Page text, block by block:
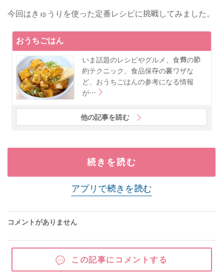
今回はきゅうりを使った定番レシピに挑戦してみました。
おうちごはん
いま話題のレシピやグルメ、食費の節
約テクニック、食品保存の裏ワザな
ど、おうちごはんの参考になる情報
が…
他の記事を読む
続きを読む
アプリで続きを読む
コメントがありません
この記事にコメントする